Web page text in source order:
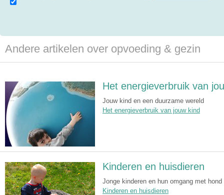
Andere artikelen over opvoeding & gezin
Het energieverbruik van
Jouw kind en een duurzame wereld
Het energieverbruik van jouw kind
Kinderen en huisdieren
Jonge kinderen en hun omgang met
Kinderen en huisdieren